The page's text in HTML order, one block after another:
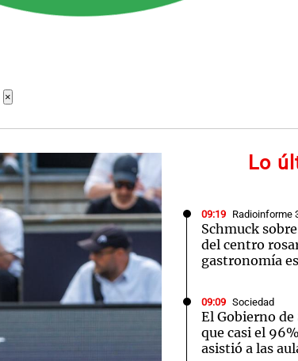
×
Lo
09:19 Radioinforme
Schmuck
del centro
gastronomía
09:09 Sociedad
El Gobierno
que casi el
asistió a las